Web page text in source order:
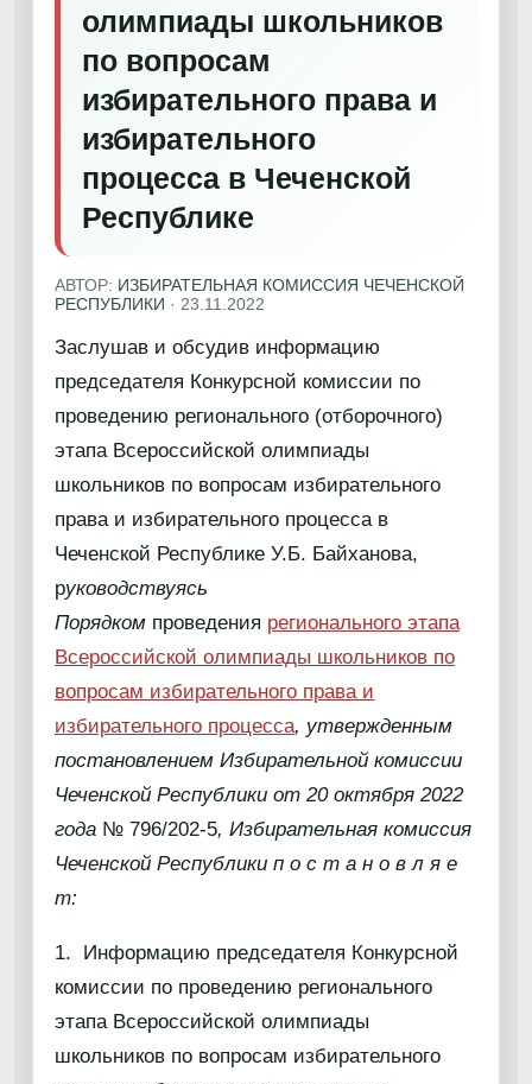
олимпиады школьников
по вопросам
избирательного права и
избирательного
процесса в Чеченской
Республике
АВТОР: ИЗБИРАТЕЛЬНАЯ КОМИССИЯ ЧЕЧЕНСКОЙ
РЕСПУБЛИКИ · 23.11.2022
Заслушав и обсудив информацию
председателя Конкурсной комиссии по
проведению регионального (отборочного)
этапа Всероссийской олимпиады
школьников по вопросам избирательного
права и избирательного процесса в
Чеченской Республике У.Б. Байханова,
руководствуясь
Порядком проведения регионального этапа
Всероссийской олимпиады школьников по
вопросам избирательного права и
избирательного процесса, утвержденным
постановлением Избирательной комиссии
Чеченской Республики от 20 октября 2022
года № 796/202-5, Избирательная комиссия
Чеченской Республики п о с т а н о в л я е
т:
1. Информацию председателя Конкурсной
комиссии по проведению регионального
этапа Всероссийской олимпиады
школьников по вопросам избирательного